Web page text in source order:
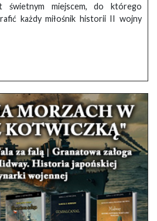
świetnym miejscem, do którego
każdy miłośnik historii II wojny